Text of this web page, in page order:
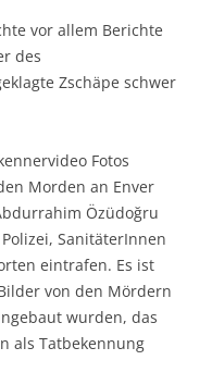
vor allem Berichte
des
Zschäpe schwer
Fotos
Morden an Enver
Özüdoğru
SanitäterInnen
eintrafen. Es ist
von den Mördern
wurden, das
als Tatbekennung